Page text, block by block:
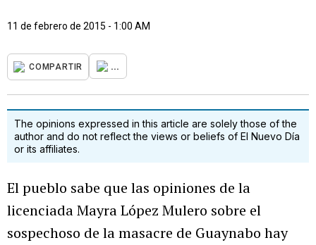
11 de febrero de 2015 - 1:00 AM
COMPARTIR ...
The opinions expressed in this article are solely those of the
author and do not reflect the views or beliefs of El Nuevo Día
or its affiliates.
El pueblo sabe que las opiniones de la
licenciada Mayra López Mulero sobre el
sospechoso de la masacre de Guaynabo hay